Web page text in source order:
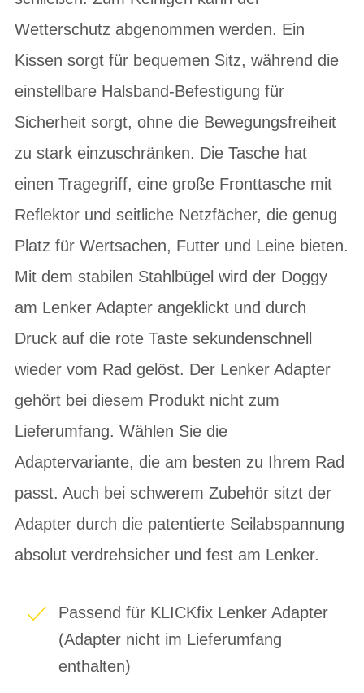
Wetterschutz abgenommen werden. Ein
Kissen sorgt für bequemen Sitz, während die
einstellbare Halsband-Befestigung für
Sicherheit sorgt, ohne die Bewegungsfreiheit
zu stark einzuschränken. Die Tasche hat
einen Tragegriff, eine große Fronttasche mit
Reflektor und seitliche Netzfächer, die genug
Platz für Wertsachen, Futter und Leine bieten.
Mit dem stabilen Stahlbügel wird der Doggy
am Lenker Adapter angeklickt und durch
Druck auf die rote Taste sekundenschnell
wieder vom Rad gelöst. Der Lenker Adapter
gehört bei diesem Produkt nicht zum
Lieferumfang. Wählen Sie die
Adaptervariante, die am besten zu Ihrem Rad
passt. Auch bei schwerem Zubehör sitzt der
Adapter durch die patentierte Seilabspannung
absolut verdrehsicher und fest am Lenker.
Passend für KLICKfix Lenker Adapter
(Adapter nicht im Lieferumfang
enthalten)